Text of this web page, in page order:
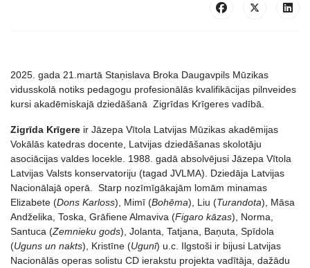
2025. gada 21.martā Staņislava Broka Daugavpils Mūzikas
vidusskolā notiks pedagogu profesionālās kvalifikācijas pilnveides
kursi akadēmiskajā dziedāšanā Zigrīdas Krīgeres vadībā.
Zigrīda Krīgere ir Jāzepa Vītola Latvijas Mūzikas akadēmijas
Vokālās katedras docente, Latvijas dziedāšanas skolotāju
asociācijas valdes locekle. 1988. gadā absolvējusi Jāzepa Vītola
Latvijas Valsts konservatoriju (tagad JVLMA). Dziedāja Latvijas
Nacionālajā operā. Starp nozīmīgākajām lomām minamas
Elizabete (Dons Karloss), Mimī (Bohēma), Liu (Turandota), Māsa
Andželika, Toska, Grāfiene Almaviva (Figaro kāzas), Norma,
Santuca (Zemnieku gods), Jolanta, Tatjana, Baņuta, Spīdola
(Uguns un nakts), Kristīne (Ugunī) u.c. Ilgstoši ir bijusi Latvijas
Nacionālās operas solistu CD ierakstu projekta vadītāja, dažādu